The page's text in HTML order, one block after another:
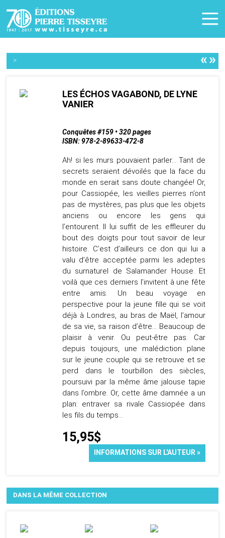
> «»
LES ÉCHOS VAGABOND, DE LYNE
VANIER
Conquêtes #159 • 320 pages
ISBN: 978-2-89633-472-8
Ah! si les murs pouvaient parler… Tant de
secrets seraient dévoilés que la face du
monde en serait sans doute changée! Or,
pour Cassiopée, les vieilles pierres n’ont
pas de mystères, pas plus que les objets
anciens ou encore les gens qui
l’entourent. Il lui suffit de les effleurer du
bout des doigts pour tout savoir de leur
histoire. C’est d’ailleurs ce don qui lui a
valu d’être acceptée parmi les adeptes
du surnaturel de Salamander House. Et
voilà que ces derniers l’invitent à une fête
entre amis. Un beau voyage en
perspective pour la jeune fille qui se voit
déjà à Londres, au bras de Maël, l’amour
de sa vie, sa raison d’être... Beaucoup de
plaisir à venir. Ou peut-être pas. Car
depuis toujours, une malédiction plane
sur le jeune couple qui se retrouve et se
perd dans le tourbillon des siècles,
poursuivi par la même âme jalouse tapie
dans l’ombre. Or, cette âme damnée a un
plan: entraver sa rivale Cassiopée dans
les fils du temps…
15,95$
INFORMATIONS SUR L'AUTEUR »
DANS LA MÊME COLLECTION